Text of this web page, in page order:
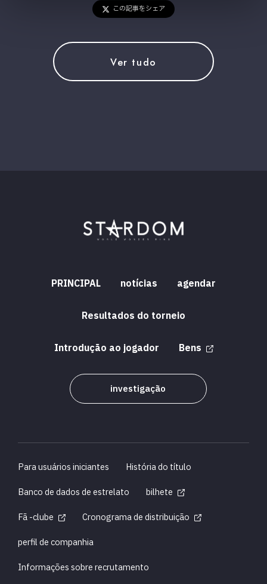
この記事をシェア
Ver tudo
PRINCIPAL notícias agendar
Resultados do torneio
Introdução ao jogador Bens
investigação
Para usuários iniciantes
História do título
Banco de dados de estrelato
bilhete
Fã -clube
Cronograma de distribuição
perfil de companhia
Informações sobre recrutamento